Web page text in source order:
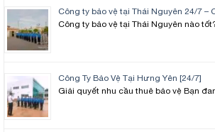
Công ty bảo vệ tại Thái Nguyên 24/7 –
Công ty bảo vệ tại Thái Nguyên nào
Công Ty Bảo Vệ Tại Hưng Yên [24/7]
Giải quyết nhu cầu thuê bảo vệ Bạn